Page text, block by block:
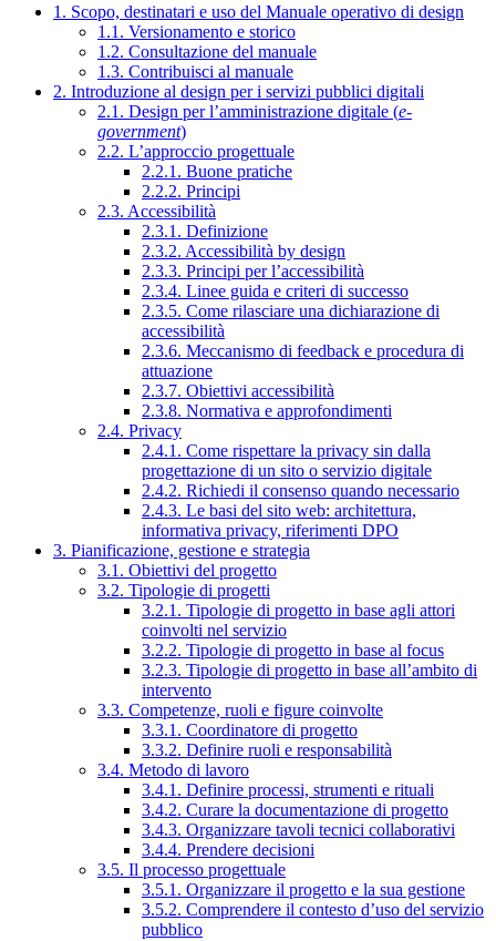
1. Scopo, destinatari e uso del Manuale operativo di design
1.1. Versionamento e storico
1.2. Consultazione del manuale
1.3. Contribuisci al manuale
2. Introduzione al design per i servizi pubblici digitali
2.1. Design per l’amministrazione digitale (e-
government)
2.2. L’approccio progettuale
2.2.1. Buone pratiche
2.2.2. Principi
2.3. Accessibilità
2.3.1. Definizione
2.3.2. Accessibilità by design
2.3.3. Principi per l’accessibilità
2.3.4. Linee guida e criteri di successo
2.3.5. Come rilasciare una dichiarazione di
accessibilità
2.3.6. Meccanismo di feedback e procedura di
attuazione
2.3.7. Obiettivi accessibilità
2.3.8. Normativa e approfondimenti
2.4. Privacy
2.4.1. Come rispettare la privacy sin dalla
progettazione di un sito o servizio digitale
2.4.2. Richiedi il consenso quando necessario
2.4.3. Le basi del sito web: architettura,
informativa privacy, riferimenti DPO
3. Pianificazione, gestione e strategia
3.1. Obiettivi del progetto
3.2. Tipologie di progetti
3.2.1. Tipologie di progetto in base agli attori
coinvolti nel servizio
3.2.2. Tipologie di progetto in base al focus
3.2.3. Tipologie di progetto in base all’ambito di
intervento
3.3. Competenze, ruoli e figure coinvolte
3.3.1. Coordinatore di progetto
3.3.2. Definire ruoli e responsabilità
3.4. Metodo di lavoro
3.4.1. Definire processi, strumenti e rituali
3.4.2. Curare la documentazione di progetto
3.4.3. Organizzare tavoli tecnici collaborativi
3.4.4. Prendere decisioni
3.5. Il processo progettuale
3.5.1. Organizzare il progetto e la sua gestione
3.5.2. Comprendere il contesto d’uso del servizio
pubblico